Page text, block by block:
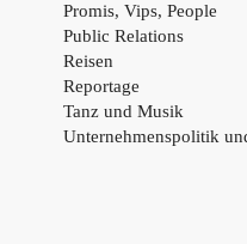
Promis, Vips, People
Public Relations
Reisen
Reportage
Tanz und Musik
Unternehmenspolitik